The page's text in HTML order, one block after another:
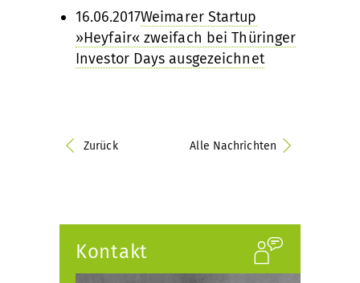
16.06.2017Weimarer Startup
»Heyfair« zweifach bei Thüringer
Investor Days ausgezeichnet
Zurück Alle Nachrichten
Kontakt